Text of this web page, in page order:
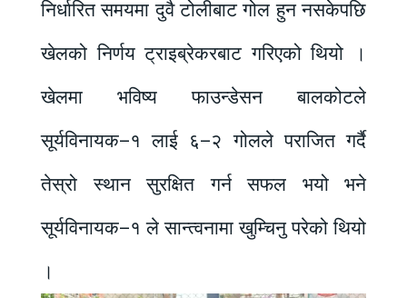
निर्धारित समयमा दुवै टोलीबाट गोल हुन नसकेपछि
खेलको निर्णय ट्राइब्रेकरबाट गरिएको थियो ।
खेलमा भविष्य फाउन्डेसन बालकोटले
सूर्यविनायक–१ लाई ६–२ गोलले पराजित गर्दै
तेस्रो स्थान सुरक्षित गर्न सफल भयो भने
सूर्यविनायक–१ ले सान्त्वनामा खुम्चिनु परेको थियो
।